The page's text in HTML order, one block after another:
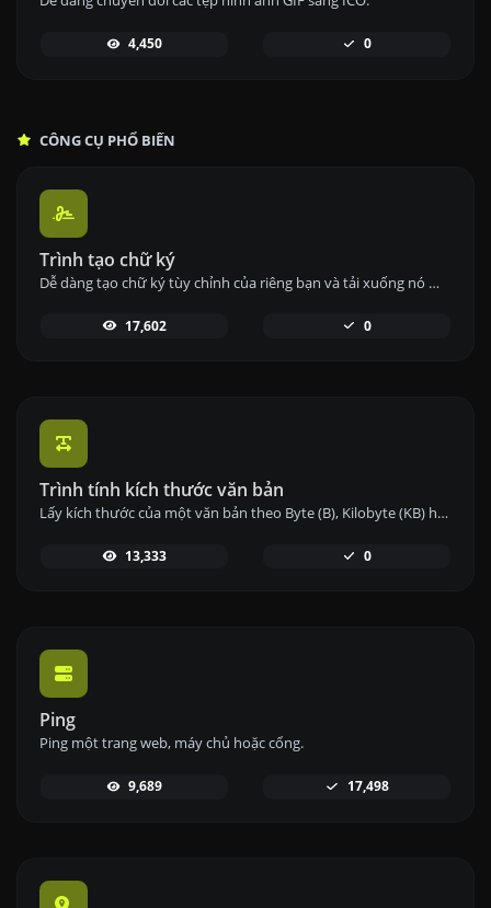
4,450 0
CÔNG CỤ PHỔ BIẾN
Trình tạo chữ ký
Dễ dàng tạo chữ ký tùy chỉnh của riêng bạn và tải xuống nó một cách dễ dàng.
17,602 0
Trình tính kích thước văn bản
Lấy kích thước của một văn bản theo Byte (B), Kilobyte (KB) hoặc Megabyte (MB).
13,333 0
Ping
Ping một trang web, máy chủ hoặc cổng.
9,689 17,498